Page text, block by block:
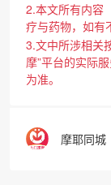
2.本文所有内容
疗与药物，如有
3.文中所涉相关
摩”平台的实际
为准。
摩耶同城